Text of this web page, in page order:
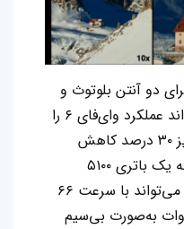
برای دو آنتن بلوتوث و
وای‌فای استفاده کرده که می‌تواند عملکرد وای‌فای ۶ را
تا ۲۰۰٪ بهبود داده و تأخیر را نیز ۳۰ درصد کاهش
می‌دهد. این گوشی همچنین به یک باتری ۵۱۰۰
میلی‌آمپرساعتی مجهز شده که می‌تواند با سرعت ۶۶
وات به صورت سیمی و یا ۵۵ وات به‌صورت بی‌سیم